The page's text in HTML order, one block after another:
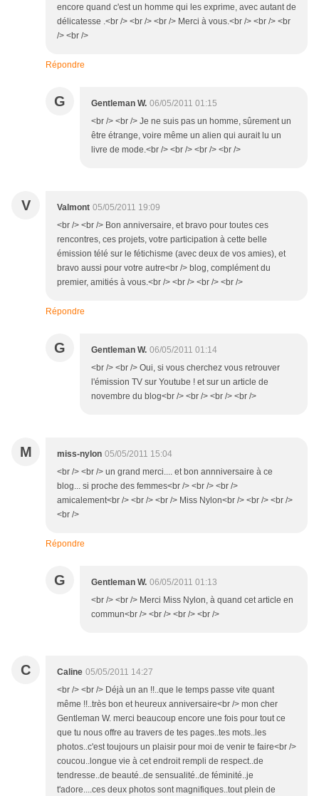
encore quand c'est un homme qui les exprime, avec autant de
délicatesse .<br /> <br /> <br /> Merci à vous.<br /> <br /> <br
/> <br />
Répondre
G Gentleman W. 06/05/2011 01:15
<br /> <br /> Je ne suis pas un homme, sûrement un
être étrange, voire même un alien qui aurait lu un
livre de mode.<br /> <br /> <br /> <br />
V Valmont 05/05/2011 19:09
<br /> <br /> Bon anniversaire, et bravo pour toutes ces
rencontres, ces projets, votre participation à cette belle
émission télé sur le fétichisme (avec deux de vos amies), et
bravo aussi pour votre autre<br /> blog, complément du
premier, amitiés à vous.<br /> <br /> <br /> <br />
Répondre
G Gentleman W. 06/05/2011 01:14
<br /> <br /> Oui, si vous cherchez vous retrouver
l'émission TV sur Youtube ! et sur un article de
novembre du blog<br /> <br /> <br /> <br />
M miss-nylon 05/05/2011 15:04
<br /> <br /> un grand merci.... et bon annniversaire à ce
blog... si proche des femmes<br /> <br /> <br />
amicalement<br /> <br /> <br /> Miss Nylon<br /> <br /> <br />
<br />
Répondre
G Gentleman W. 06/05/2011 01:13
<br /> <br /> Merci Miss Nylon, à quand cet article en
commun<br /> <br /> <br /> <br />
C Caline 05/05/2011 14:27
<br /> <br /> Déjà un an !!..que le temps passe vite quant
même !!..très bon et heureux anniversaire<br /> mon cher
Gentleman W. merci beaucoup encore une fois pour tout ce
que tu nous offre au travers de tes pages..tes mots..les
photos..c'est toujours un plaisir pour moi de venir te faire<br />
coucou..longue vie à cet endroit rempli de respect..de
tendresse..de beauté..de sensualité..de féminité..je
t'adore....ces deux photos sont magnifiques..tout plein de